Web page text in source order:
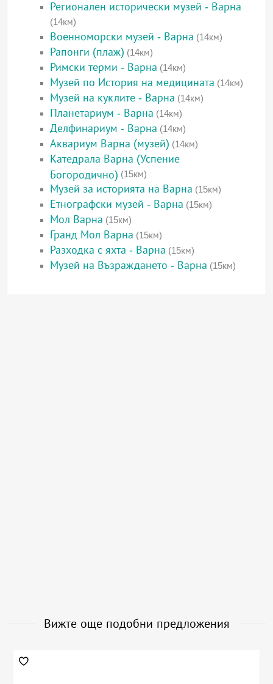
Регионален исторически музей - Варна
(14км)
Военноморски музей - Варна (14км)
Рапонги (плаж) (14км)
Римски терми - Варна (14км)
Музей по История на медицината (14км)
Музей на куклите - Варна (14км)
Планетариум - Варна (14км)
Делфинариум - Варна (14км)
Аквариум Варна (музей) (14км)
Катедрала Варна (Успение
Богородично) (15км)
Музей за историята на Варна (15км)
Етнографски музей - Варна (15км)
Мол Варна (15км)
Гранд Мол Варна (15км)
Разходка с яхта - Варна (15км)
Музей на Възраждането - Варна (15км)
Вижте още подобни предложения